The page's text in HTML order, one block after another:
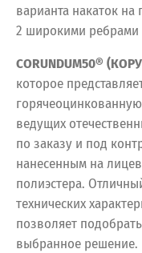
варианта накаток
2 широкими
CORUNDUM50®
которое
ведущих
по заказу и под
нанесенным на
полиэстера.
технических
позволяет
выбранное решение.